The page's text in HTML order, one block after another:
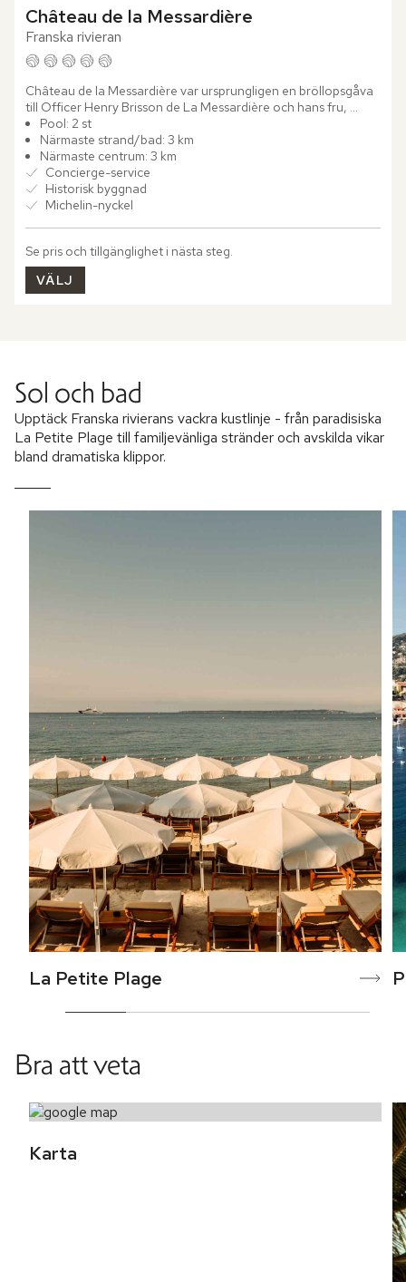
Château de la Messardière
Franska rivieran
Château de la Messardière var ursprungligen en bröllopsgåva
till Officer Henry Brisson de La Messardière och hans fru,
konstnären Louise Dupuy D'Angeac. Under 1920-talets
gyllene...
Pool: 2 st
Närmaste strand/bad: 3 km
Närmaste centrum: 3 km
Concierge-service
Historisk byggnad
Michelin-nyckel
Se pris och tillgänglighet i nästa steg.
VÄLJ
Sol och bad
Upptäck Franska rivierans vackra kustlinje - från paradisiska
La Petite Plage till familjevänliga stränder och avskilda vikar
bland dramatiska klippor.
La Petite Plage
Bra att veta